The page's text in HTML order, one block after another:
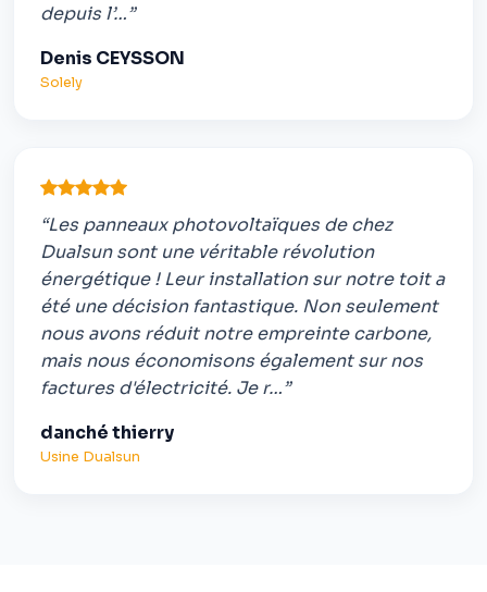
depuis l’…”
Denis CEYSSON
Solely
“Les panneaux photovoltaïques de chez
Dualsun sont une véritable révolution
énergétique ! Leur installation sur notre toit a
été une décision fantastique. Non seulement
nous avons réduit notre empreinte carbone,
mais nous économisons également sur nos
factures d'électricité. Je r…”
danché thierry
Usine Dualsun